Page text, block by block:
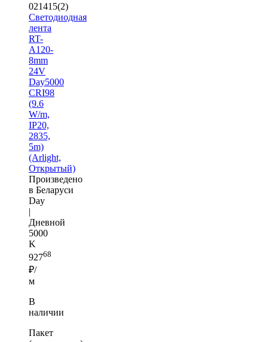
021415(2)
Светодиодная
лента
RT-
A120-
8mm
24V
Day5000
CRI98
(9.6
W/m,
IP20,
2835,
5m)
(Arlight,
Открытый)
Произведено
в Беларуси
Day
|
Дневной
5000
K
92768
₽/
м
В
наличии
Пакет